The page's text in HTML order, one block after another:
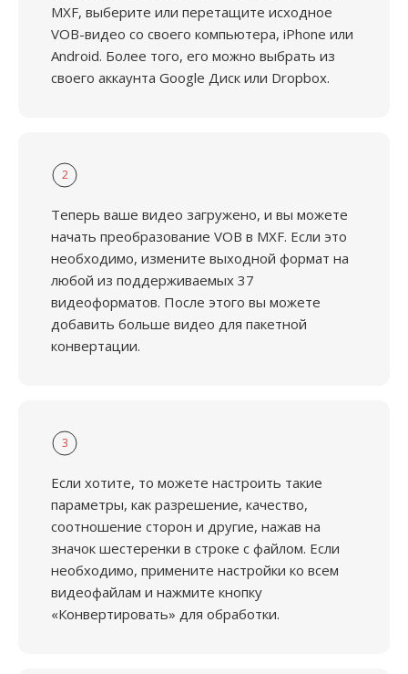
MXF, выберите или перетащите исходное
VOB-видео со своего компьютера, iPhone или
Android. Более того, его можно выбрать из
своего аккаунта Google Диск или Dropbox.
2
Теперь ваше видео загружено, и вы можете
начать преобразование VOB в MXF. Если это
необходимо, измените выходной формат на
любой из поддерживаемых 37
видеоформатов. После этого вы можете
добавить больше видео для пакетной
конвертации.
3
Если хотите, то можете настроить такие
параметры, как разрешение, качество,
соотношение сторон и другие, нажав на
значок шестеренки в строке с файлом. Если
необходимо, примените настройки ко всем
видеофайлам и нажмите кнопку
«Конвертировать» для обработки.